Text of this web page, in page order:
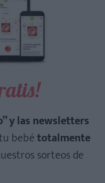
y las newsletters
bebétotalmente
sorteos de